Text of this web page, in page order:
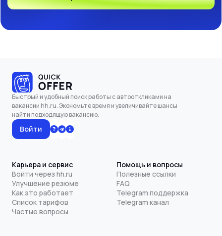
Быстрый и удобный поиск работы с автооткликами на
вакансии hh.ru. Экономьте время и увеличивайте шансы
найти подходящую вакансию.
Войти
Карьера и сервис
Войти через hh.ru
Улучшение резюме
Как это работает
Список тарифов
Частые вопросы
Помощь и вопросы
Полезные ссылки
FAQ
Telegram поддержка
Telegram канал